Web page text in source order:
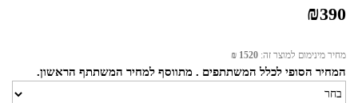
₪390
מחיר מינימום למוצר זה: 1520 ₪
המחיר הסופי לכלל המשתתפים . מתווסף למחיר המשתתף הראשון.